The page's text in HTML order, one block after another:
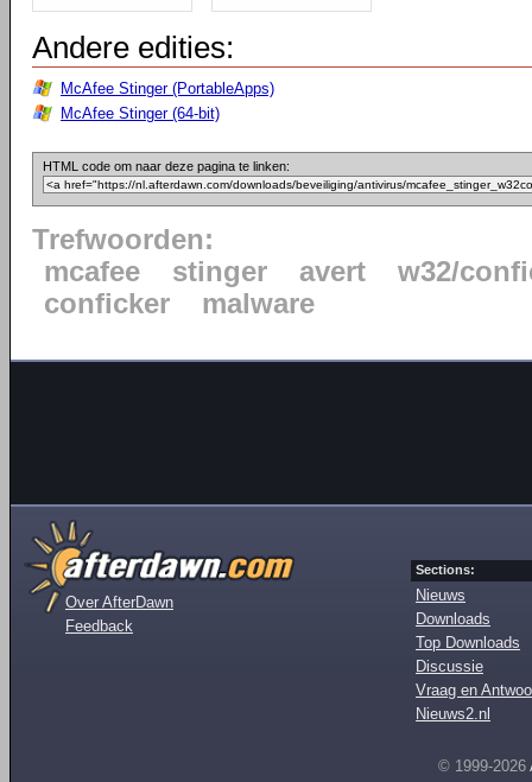
Andere edities:
McAfee Stinger (PortableApps)
McAfee Stinger (64-bit)
HTML code om naar deze pagina te linken:
Trefwoorden:
mcafee
stinger avert
w32/
conficker
malware
Over AfterDawn
Feedback
Sections:
Nieuws
Downloads
Top Downloads
Discussie
Vraag en
Nieuws2.nl
© 1999-2026